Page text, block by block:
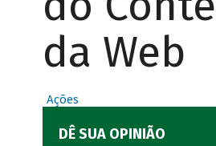
da Web
Ações
DÊ SUA OPINIÃO